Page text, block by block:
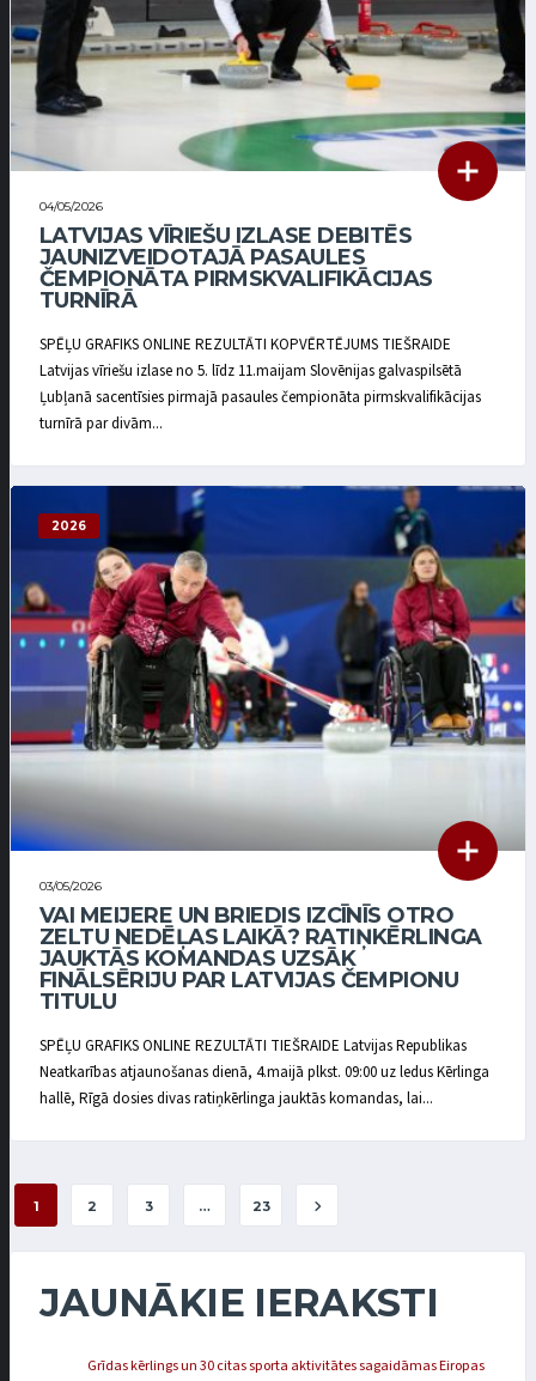
04/05/2026
LATVIJAS VĪRIEŠU IZLASE DEBITĒS
JAUNIZVEIDOTAJĀ PASAULES
ČEMPIONĀTA PIRMSKVALIFIKĀCIJAS
TURNĪRĀ
SPĒĻU GRAFIKS ONLINE REZULTĀTI KOPVĒRTĒJUMS TIEŠRAIDE
Latvijas vīriešu izlase no 5. līdz 11.maijam Slovēnijas galvaspilsētā
Ļubļanā sacentīsies pirmajā pasaules čempionāta pirmskvalifikācijas
turnīrā par divām...
2026
03/05/2026
VAI MEIJERE UN BRIEDIS IZCĪNĪS OTRO
ZELTU NEDĒĻAS LAIKĀ? RATIŅKĒRLINGA
JAUKTĀS KOMANDAS UZSĀK
FINĀLSĒRIJU PAR LATVIJAS ČEMPIONU
TITULU
SPĒĻU GRAFIKS ONLINE REZULTĀTI TIEŠRAIDE Latvijas Republikas
Neatkarības atjaunošanas dienā, 4.maijā plkst. 09:00 uz ledus Kērlinga
hallē, Rīgā dosies divas ratiņkērlinga jauktās komandas, lai...
1 2 3 … 23
JAUNĀKIE IERAKSTI
Grīdas kērlings un 30 citas sporta aktivitātes sagaidāmas Eiropas